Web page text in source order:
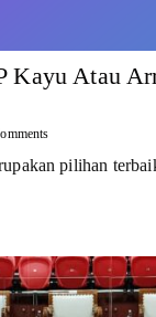
Kayu Atau
pilihan